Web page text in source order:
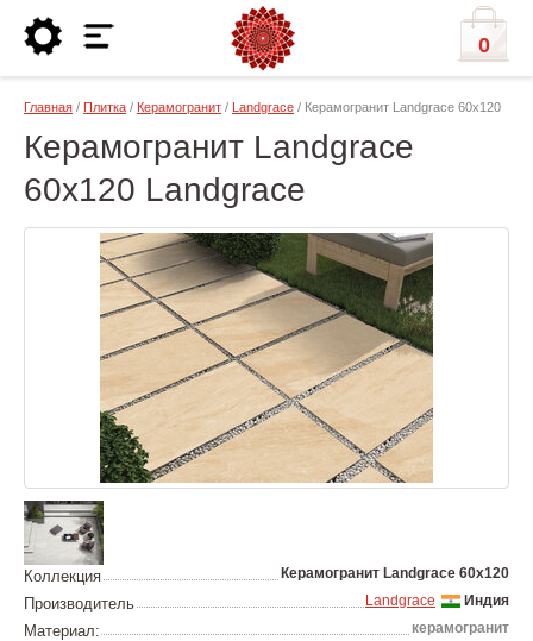
0
Главная / Плитка / Керамогранит / Landgrace / Керамогранит Landgrace 60х120
Керамогранит Landgrace
60х120 Landgrace
Коллекция Керамогранит Landgrace 60х120
Производитель Индия
Landgrace
Материал: керамогранит